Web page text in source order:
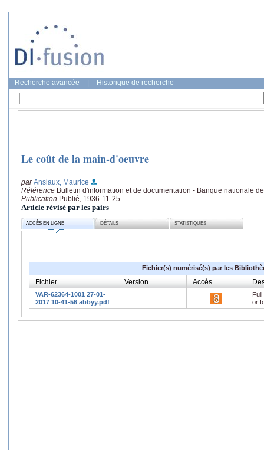
Recherche avancée Historique de recherche
Le coût de la main-d'oeuvre
parAnsiaux, Maurice
Référence Bulletin d'information et de documentation - Banque nationale
Publication Publié, 1936-11-25
Article révisé par les pairs
ACCÈS EN LIGNE DÉTAILS STATISTIQUES
Fichier(s) numérisé(s) par les
Fichier Version Accès
VAR-62364-1001 27-01-
2017 10-41-56 abbyy.pdf
or